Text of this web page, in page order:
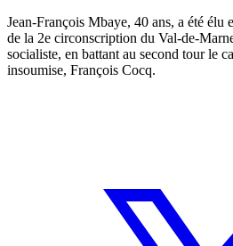
Jean-François Mbaye, 40 ans, a été
de la 2e circonscription du Val-de-
socialiste, en battant au second tour le
insoumise, François Cocq.